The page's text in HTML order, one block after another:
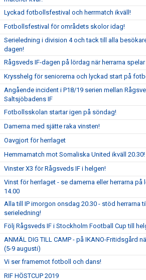
Lyckad fotbollsfestival och herrmatch ikväll!
Fotbollsfestival för områdets skolor idag!
Serieledning i division 4 och tack till alla
dagen!
Rågsveds IF-dagen på lördag när herrarna
Krysshelg för seniorerna och lyckad start på
Angående incident i P18/19 serien mellan
Saltsjöbadens IF
Fotbollsskolan startar igen på söndag!
Damerna med sjätte raka vinsten!
Oavgjort för herrlaget
Hemmamatch mot Somaliska United ikväll 20.30!
Vinster X3 för Rågsveds IF i helgen!
Vinst för herrlaget - se damerna eller herrarna på
14.00
Alla till IP imorgon onsdag 20.30 - stöd herrarna till
serieledning!
Följ Rågsveds IF i Stockholm Football Cup till
ANMÄL DIG TILL CAMP - på IKANO-Fritidsgård
(5-9 augusti)
Vi ser framemot fotboll och dans!
RIF HÖSTCUP 2019